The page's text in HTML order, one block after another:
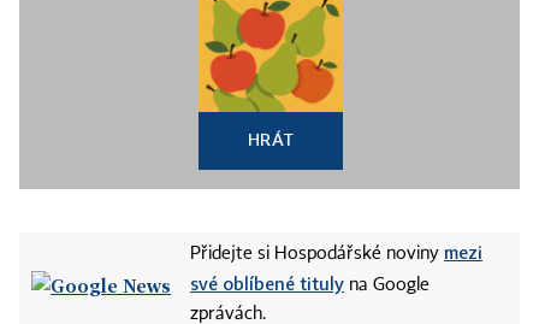
HRÁT
Přidejte si Hospodářské noviny mezi
své oblíbené tituly na Google
zprávách.